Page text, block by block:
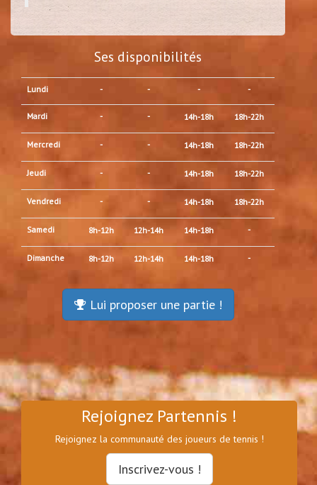
Ses disponibilités
Lundi - - - -
Mardi - - 14h-18h 18h-22h
Mercredi - - 14h-18h 18h-22h
Jeudi - - 14h-18h 18h-22h
Vendredi - - 14h-18h 18h-22h
Samedi 8h-12h 12h-14h 14h-18h -
Dimanche 8h-12h 12h-14h 14h-18h -
Lui proposer une partie !
Rejoignez Partennis !
Rejoignez la communauté des joueurs de tennis !
Inscrivez-vous !